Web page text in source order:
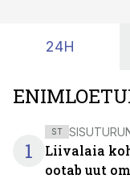
24H
1
ST
Liivalaia
ootab uut